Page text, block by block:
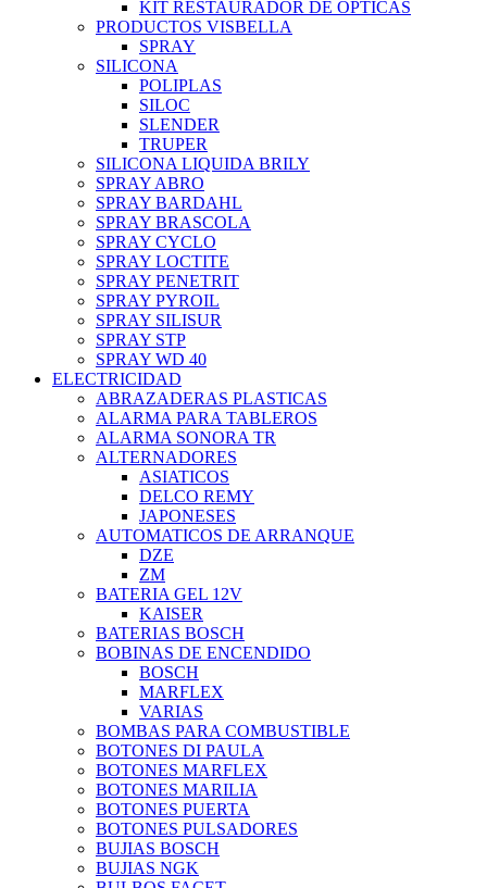
KIT RESTAURADOR DE OPTICAS
PRODUCTOS VISBELLA
SPRAY
SILICONA
POLIPLAS
SILOC
SLENDER
TRUPER
SILICONA LIQUIDA BRILY
SPRAY ABRO
SPRAY BARDAHL
SPRAY BRASCOLA
SPRAY CYCLO
SPRAY LOCTITE
SPRAY PENETRIT
SPRAY PYROIL
SPRAY SILISUR
SPRAY STP
SPRAY WD 40
ELECTRICIDAD
ABRAZADERAS PLASTICAS
ALARMA PARA TABLEROS
ALARMA SONORA TR
ALTERNADORES
ASIATICOS
DELCO REMY
JAPONESES
AUTOMATICOS DE ARRANQUE
DZE
ZM
BATERIA GEL 12V
KAISER
BATERIAS BOSCH
BOBINAS DE ENCENDIDO
BOSCH
MARFLEX
VARIAS
BOMBAS PARA COMBUSTIBLE
BOTONES DI PAULA
BOTONES MARFLEX
BOTONES MARILIA
BOTONES PUERTA
BOTONES PULSADORES
BUJIAS BOSCH
BUJIAS NGK